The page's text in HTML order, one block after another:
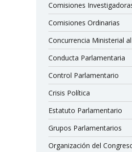
Comisiones
Comisiones Ordinarias
Concurrencia Ministerial
Conducta Parlamentaria
Control Parlamentario
Crisis Política
Estatuto Parlamentario
Grupos Parlamentarios
Organización del